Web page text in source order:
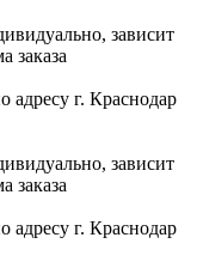
зависит
заказа
адресу г. Краснодар
зависит
заказа
адресу г. Краснодар